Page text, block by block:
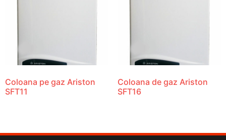
Coloana pe gaz Ariston
SFT11
Coloana de gaz Ariston
SFT16